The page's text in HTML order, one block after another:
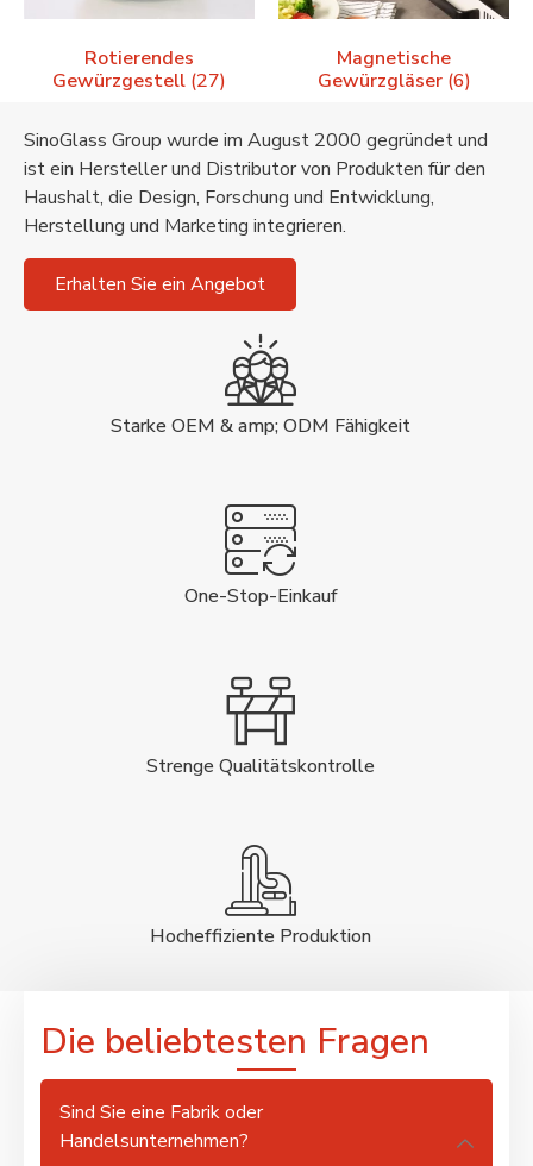
Rotierendes
Gewürzgestell (27)
Magnetische
Gewürzgläser (6)
SinoGlass Group wurde im August 2000 gegründet und
ist ein Hersteller und Distributor von Produkten für den
Haushalt, die Design, Forschung und Entwicklung,
Herstellung und Marketing integrieren.
Erhalten Sie ein Angebot
Starke OEM & amp; ODM Fähigkeit
One-Stop-Einkauf
Strenge Qualitätskontrolle
Hocheffiziente Produktion
Die beliebtesten Fragen
Sind Sie eine Fabrik oder
Handelsunternehmen?